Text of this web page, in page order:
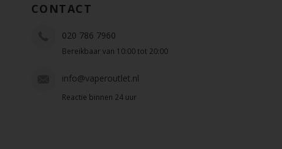
CONTACT
020 786 7960
Bereikbaar van 10:00 tot 20:00
info@vaperoutlet.nl
Reactie binnen 24 uur